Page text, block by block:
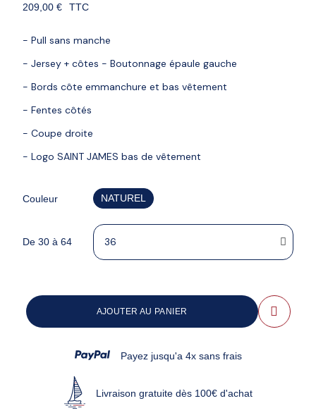
209,00 € TTC
- Pull sans manche
- Jersey + côtes - Boutonnage épaule gauche
- Bords côte emmanchure et bas vêtement
- Fentes côtés
- Coupe droite
- Logo SAINT JAMES bas de vêtement
Couleur NATUREL
De 30 à 64
AJOUTER AU PANIER
Payez jusqu'a 4x sans frais
Livraison gratuite dès 100€ d'achat